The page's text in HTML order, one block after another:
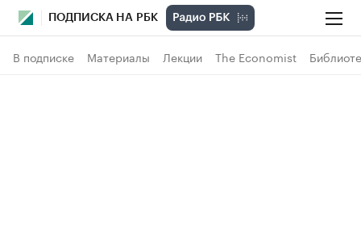
ПОДПИСКА НА РБК
В подписке Материалы Лекции The Economist